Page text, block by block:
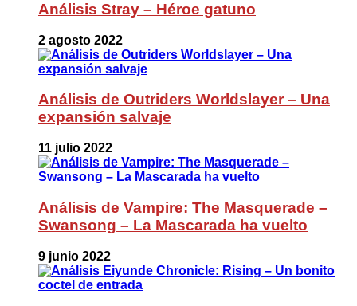
Análisis Stray – Héroe gatuno
2 agosto 2022
Análisis de Outriders Worldslayer – Una
expansión salvaje
11 julio 2022
Análisis de Vampire: The Masquerade –
Swansong – La Mascarada ha vuelto
9 junio 2022